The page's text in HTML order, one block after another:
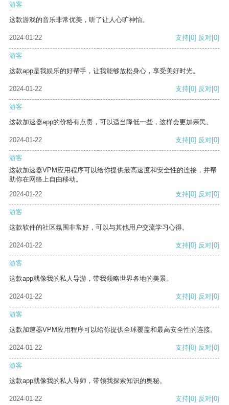
游客
这款游戏的音乐非常优美，听了让人心旷神怡。
2024-01-22 支持[0] 反对[0]
游客
这款app是我娱乐的好帮手，让我能够放松身心，享受美好时光。
2024-01-22 支持[0] 反对[0]
游客
这款加速器app的价格有点贵，可以适当降低一些，这样会更加亲民。
2024-01-22 支持[0] 反对[0]
游客
这款加速器VPM应用程序可以给你提供最高速度和安全性的连接，并帮
助你在网络上自由移动。
2024-01-22
支持[0] 反对[0]
游客
这款软件的社区氛围非常好，可以与其他用户交流学习心得。
2024-01-22 支持[0] 反对[0]
游客
这款app就像我的私人导游，带我领略世界各地的美景。
2024-01-22 支持[0] 反对[0]
游客
这款加速器VPM应用程序可以给你提供全球覆盖和最高安全性的连接。
2024-01-22 支持[0] 反对[0]
游客
这款app就像我的私人导师，带领我探索知识的奥秘。
2024-01-22 支持[0] 反对[0]